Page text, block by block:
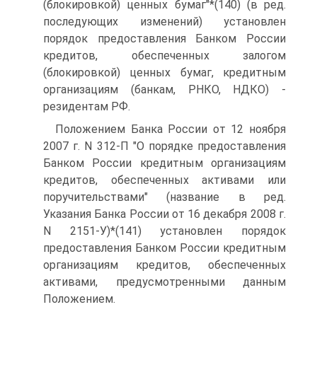
(блокировкой) ценных бумаг"*(140) (в ред.
последующих изменений) установлен
порядок предоставления Банком России
кредитов, обеспеченных залогом
(блокировкой) ценных бумаг, кредитным
организациям (банкам, РНКО, НДКО) -
резидентам РФ.
Положением Банка России от 12 ноября
2007 г. N 312-П "О порядке предоставления
Банком России кредитным организациям
кредитов, обеспеченных активами или
поручительствами" (название в ред.
Указания Банка России от 16 декабря 2008 г.
N 2151-У)*(141) установлен порядок
предоставления Банком России кредитным
организациям кредитов, обеспеченных
активами, предусмотренными данным
Положением.